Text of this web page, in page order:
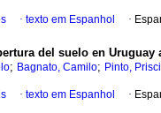
· texto em Espanhol ·
del suelo en
; Bagnato, Camilo; Pinto,
· texto em Espanhol ·